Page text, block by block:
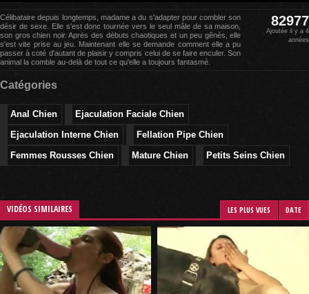
Célibataire depuis longtemps, madame a du s'adapter pour combler son
désir de sexe. Elle s'est donc tournée vers le seul mâle de sa maison,
son gros chien noir. Après des débuts chaotiques et un peu gênés, elle
s'est vite prise au jeu. Maintenant elle se demande comment elle a pu
passer à coté d'autant de plaisir y compris celui de se faire enculer. Son
animal la comble au-delà de tout ce qu'elle a toujours fantasmé.
82977
Ajoutée il y a 4
années
Catégories
Anal Chien
Ejaculation Faciale Chien
Ejaculation Interne Chien
Fellation Pipe Chien
Femmes Rousses Chien
Mature Chien Petits Seins Chien
VIDÉOS SIMILAIRES LES PLUS VUES DATE